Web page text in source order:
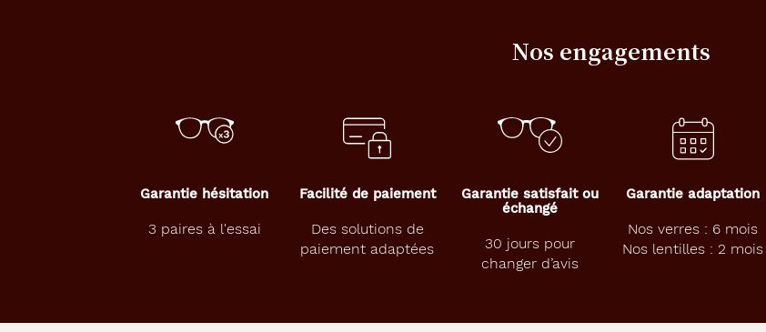
d
Nos engagements
Garantie hésitation
3 paires à l'essai
Facilité de paiement
Des solutions de
paiement adaptées
Garantie satisfait ou
échangé
30 jours pour
changer d’avis
Garantie adaptation
Nos verres : 6 mois
Nos lentilles : 2 mois